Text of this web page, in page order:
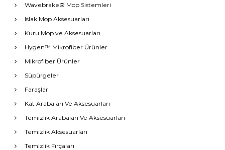
Wavebrake® Mop Sistemleri
Islak Mop Aksesuarları
Kuru Mop ve Aksesuarları
Hygen™ Mikrofiber Ürünler
Mikrofiber Ürünler
Süpürgeler
Faraşlar
Kat Arabaları Ve Aksesuarları
Temizlik Arabaları Ve Aksesuarları
Temizlik Aksesuarları
Temizlik Fırçaları